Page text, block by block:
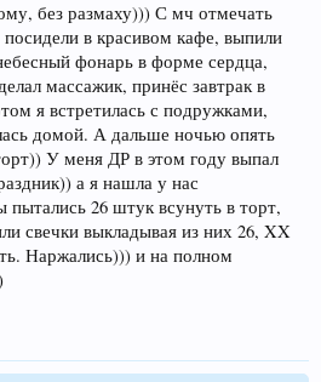
без размаху))) С мч отмечать
в красивом кафе, выпили
фонарь в форме сердца,
массажик, принёс завтрак в
я встретилась с подружками,
домой. А дальше ночью опять
У меня ДР в этом году выпал
а я нашла у нас
26 штук всунуть в торт,
свечки выкладывая из них 26, XX
Наржались))) и на полном